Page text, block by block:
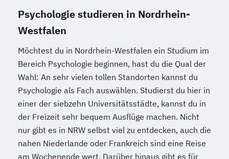
Psychologie studieren in Nordrhein-
Westfalen
Möchtest du in Nordrhein-Westfalen ein Studium im
Bereich Psychologie beginnen, hast du die Qual der
Wahl: An sehr vielen tollen Standorten kannst du
Psychologie als Fach auswählen. Studierst du hier in
einer der siebzehn Universitätsstädte, kannst du in
der Freizeit sehr bequem Ausflüge machen. Nicht
nur gibt es in NRW selbst viel zu entdecken, auch die
nahen Niederlande oder Frankreich sind eine Reise
am Wochenende wert. Darüber hinaus gibt es für